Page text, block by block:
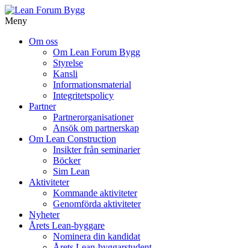
Meny
Om oss
Om Lean Forum Bygg
Styrelse
Kansli
Informationsmaterial
Integritetspolicy
Partner
Partnerorganisationer
Ansök om partnerskap
Om Lean Construction
Insikter från seminarier
Böcker
Sim Lean
Aktiviteter
Kommande aktiviteter
Genomförda aktiviteter
Nyheter
Årets Lean-byggare
Nominera din kandidat